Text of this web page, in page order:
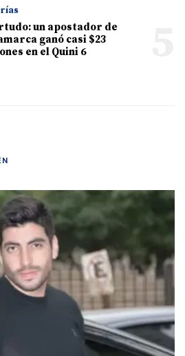
un apostador de
ganó casi $23
en el Quini 6